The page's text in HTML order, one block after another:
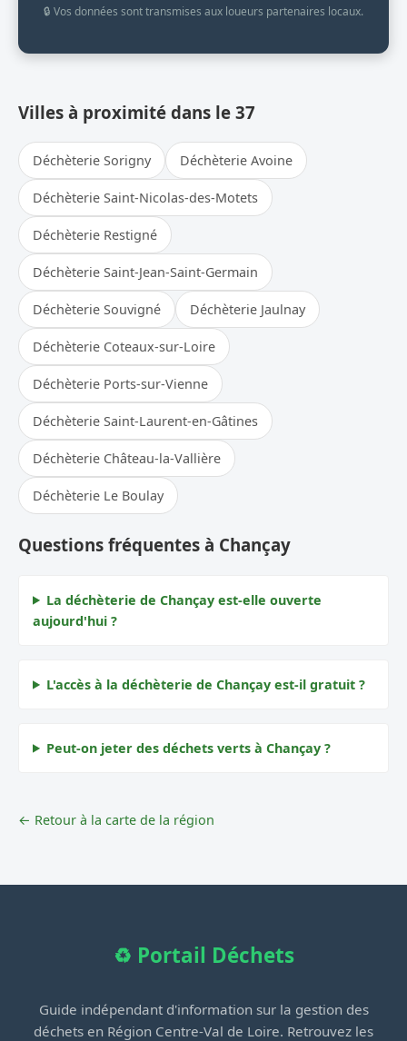
🔒 Vos données sont transmises aux loueurs partenaires locaux.
Villes à proximité dans le 37
Déchèterie Sorigny Déchèterie Avoine
Déchèterie Saint-Nicolas-des-Motets
Déchèterie Restigné
Déchèterie Saint-Jean-Saint-Germain
Déchèterie Souvigné Déchèterie Jaulnay
Déchèterie Coteaux-sur-Loire
Déchèterie Ports-sur-Vienne
Déchèterie Saint-Laurent-en-Gâtines
Déchèterie Château-la-Vallière
Déchèterie Le Boulay
Questions fréquentes à Chançay
La déchèterie de Chançay est-elle ouverte
aujourd'hui ?
L'accès à la déchèterie de Chançay est-il gratuit ?
Peut-on jeter des déchets verts à Chançay ?
← Retour à la carte de la région
♻️ Portail Déchets
Guide indépendant d'information sur la gestion des
déchets en Région Centre-Val de Loire. Retrouvez les